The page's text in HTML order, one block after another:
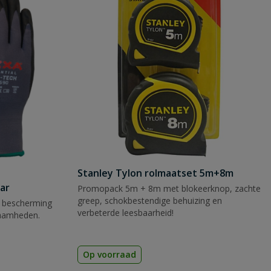
Stanley Tylon rolmaatset 5m+8m
Promopack 5m + 8m met blokeerknop, zachte
greep, schokbestendige behuizing en
verbeterde leesbaarheid!
Op voorraad